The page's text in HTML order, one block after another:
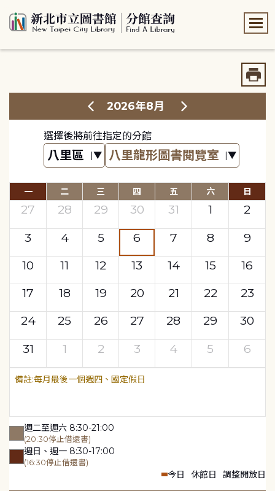
2026年8月
選擇後將前往指定的分館
一 二 三 四 五 六 日
27 28 29 30 31 1
2
3
4 5 6 7 8
9
10
11 12 13 14 15
16
17
18 19 20 21 22
23
24
25 26 27 28 29
30
31
1 2 3 4 5 6
每月最後一個週四、國定假日
週二至週六 8:30-21:00
(20:30停止借還書)
週日、週一 8:30-17:00
(16:30停止借還書)
今日 休館日 調整開放日